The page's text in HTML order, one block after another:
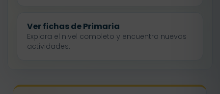
Ver fichas de Primaria
Explora el nivel completo y encuentra nuevas
actividades.